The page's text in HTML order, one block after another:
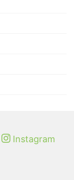
Instagram